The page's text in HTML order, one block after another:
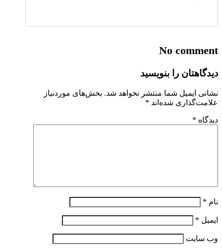
No comment
دیدگاهتان را بنویسید
نشانی ایمیل شما منتشر نخواهد شد. بخش‌های موردنیاز
علامت‌گذاری شده‌اند *
دیدگاه *
نام *
ایمیل *
وب‌ سایت